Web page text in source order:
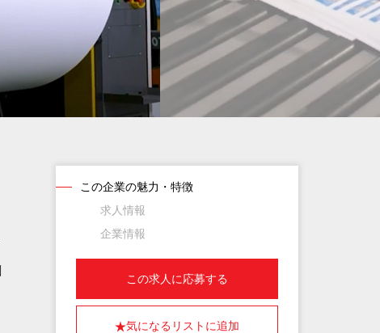
この企業の魅力・特徴
求人情報
企業情報
この求人に応募する
気になるリストに追加